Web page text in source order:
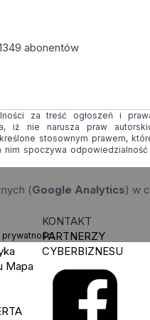
abonentów
za treść ogłoszeń i
iż nie narusza praw
stosownym prawem,
spoczywa
(Google Analytics) w
prywatności.
Mapa
KONTAKT
PARTNERZY
CYBERBIZNESU